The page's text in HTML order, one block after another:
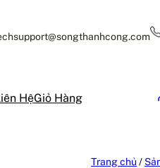
HệGiỏ Hàng
Trang chủ /